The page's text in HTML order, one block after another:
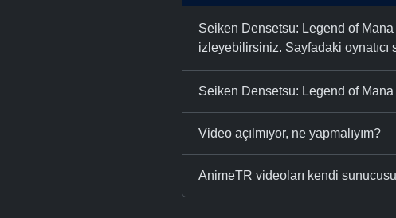
Seiken Densetsu: Legend of
izleyebilirsiniz. Sayfadaki
Seiken Densetsu: Legend of Mana
Video açılmıyor, ne yapmalıyım?
AnimeTR videoları kendi